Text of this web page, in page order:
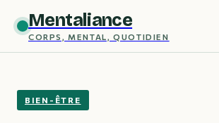
Mentaliance
CORPS, MENTAL, QUOTIDIEN
BIEN-ÊTRE